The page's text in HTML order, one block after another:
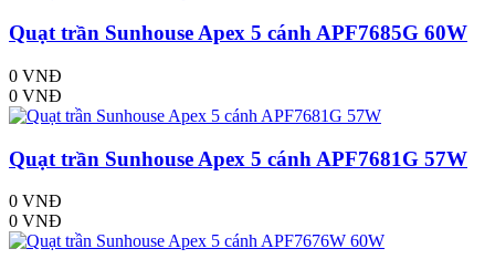
Quạt trần Sunhouse Apex 5 cánh APF7685G 60W
0 VNĐ
0 VNĐ
Quạt trần Sunhouse Apex 5 cánh APF7681G 57W
0 VNĐ
0 VNĐ